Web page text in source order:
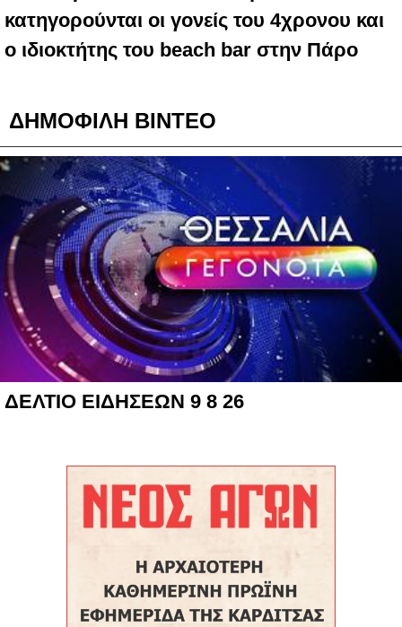
κατηγορούνται οι γονείς του 4χρονου και
ο ιδιοκτήτης του beach bar στην Πάρο
ΔΗΜΟΦΙΛΗ ΒΙΝΤΕΟ
ΔΕΛΤΙΟ ΕΙΔΗΣΕΩΝ 9 8 26